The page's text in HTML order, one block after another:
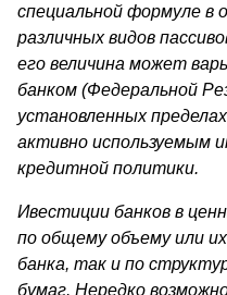
специальной формуле в
различных ви­дов
его величина может
банком (Федеральной
установленных
активно ис­пользуемым
кредитной политики.
Ивестиции банков в
по общему объему или
банка, так и по
бумаг. Нередко